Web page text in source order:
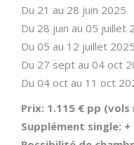
Du 21 au 28 juin 2025
Du 28 juin au 05 juillet
Du 05 au 12 juillet 2025
Du 27 sept au 04 oct
Du 04 oct au 11 oct
Prix: 1.115 € pp (vols
Supplément single: +